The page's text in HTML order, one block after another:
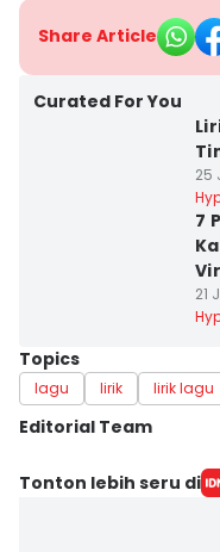
Share Article
Curated For You
25
7
21
Topics
lagu lirik lirik lagu
Editorial Team
Editor
Tonton lebih seru di